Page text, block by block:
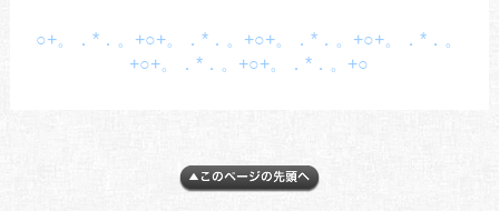
○+。．*．。+○+。．*．。+○+。．*．。+○+。．*．。
+○+。．*．。+○+。．*．。+○